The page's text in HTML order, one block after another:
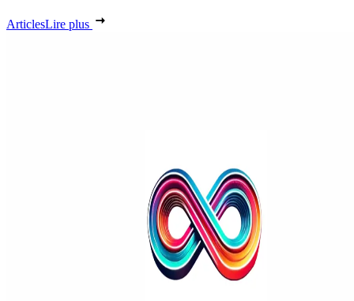
ArticlesLire plus